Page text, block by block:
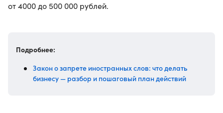
от 4000 до 500 000 рублей.
Подробнее:
Закон о запрете иностранных слов: что делать
бизнесу — разбор и пошаговый план действий